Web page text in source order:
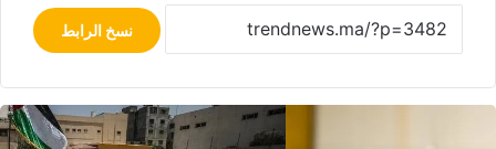
نسخ الرابط